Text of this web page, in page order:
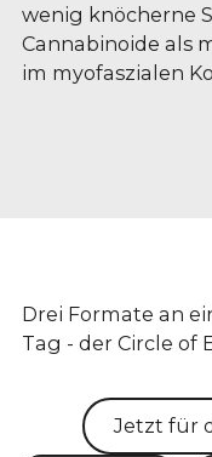
wenig knöcherne
Cannabinoide als
im myofaszialen
Drei Formate an
Tag - der Circle of
Jetzt für